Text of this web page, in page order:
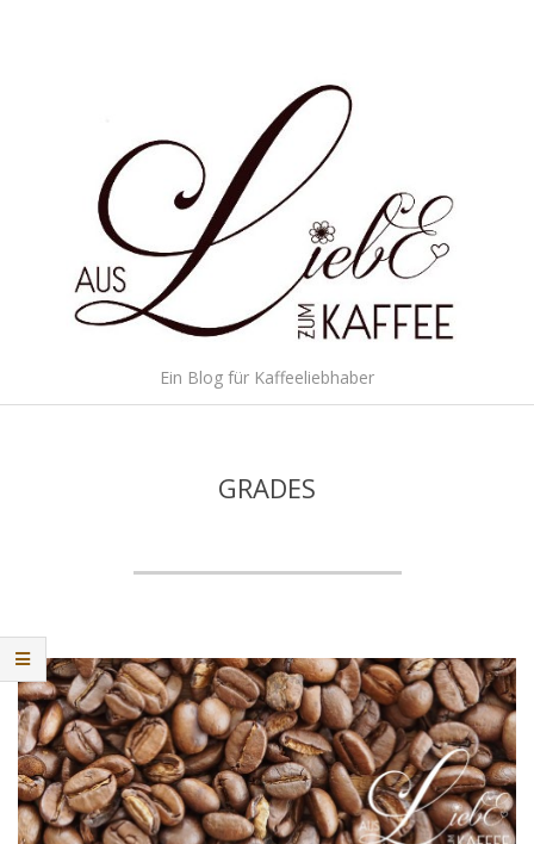
Aus
Liebe
Ein Blog für Kaffeeliebhaber
GRADES